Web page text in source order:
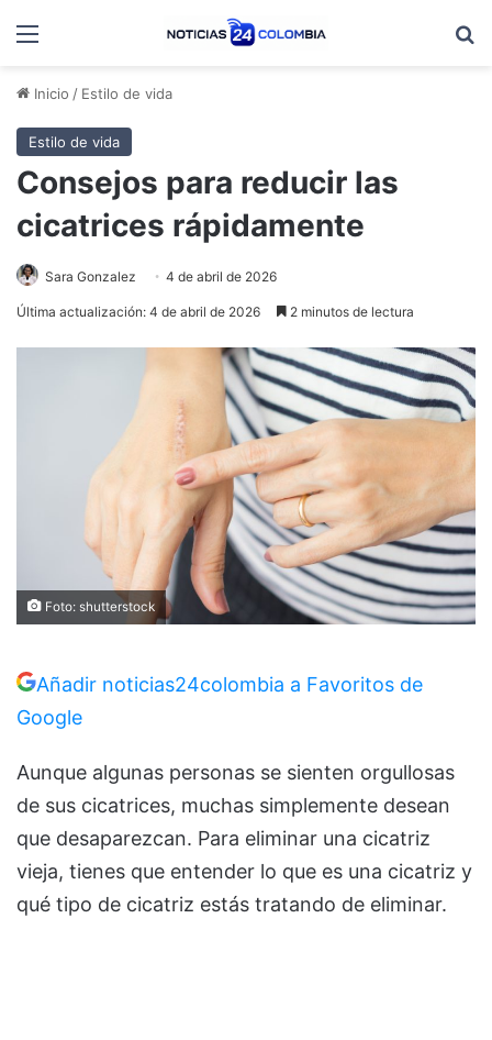
Menú
Inicio / Estilo de vida
Estilo de vida
Consejos para reducir las
cicatrices rápidamente
Sara Gonzalez 4 de abril de 2026
Última actualización: 4 de abril de 2026 2 minutos de lectura
Foto: shutterstock
Añadir noticias24colombia a Favoritos de
Google
Aunque algunas personas se sienten orgullosas
de sus cicatrices, muchas simplemente desean
que desaparezcan. Para eliminar una cicatriz
vieja, tienes que entender lo que es una cicatriz y
qué tipo de cicatriz estás tratando de eliminar.